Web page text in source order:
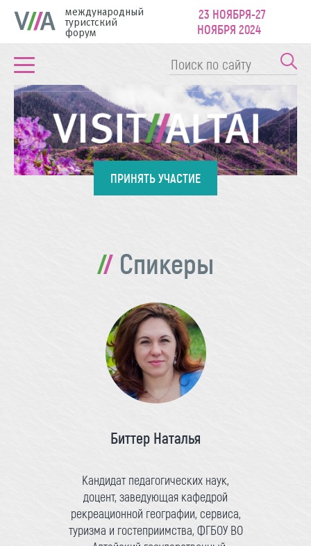
международный
туристский
форум
23 НОЯБРЯ-27
НОЯБРЯ 2024
ПРИНЯТЬ УЧАСТИЕ
Спикеры
Биттер Наталья
Кандидат педагогических наук,
доцент, заведующая кафедрой
рекреационной географии, сервиса,
туризма и гостеприимства, ФГБОУ ВО